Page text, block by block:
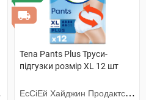
Tena Pants Plus Труси-
підгузки розмір XL 12 шт
ЕсСіЕй Хайджин Продактс